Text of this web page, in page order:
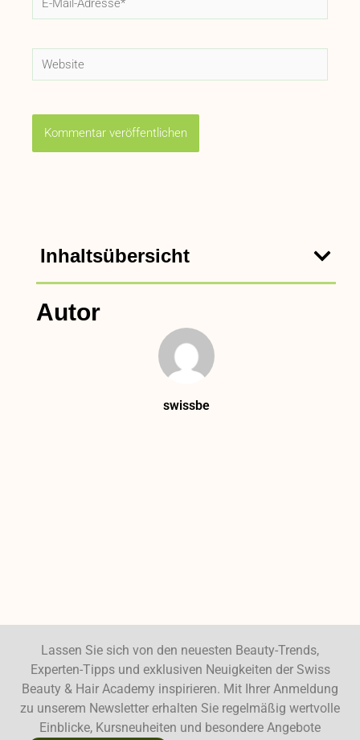
Mail-
Website
Inhaltsübersicht
Autor
swissbe
Lassen Sie sich von den neuesten Beauty-Trends,
Experten-Tipps und exklusiven Neuigkeiten der Swiss
Beauty & Hair Academy inspirieren. Mit Ihrer Anmeldung
zu unserem Newsletter erhalten Sie regelmäßig wertvolle
Einblicke, Kursneuheiten und besondere Angebote